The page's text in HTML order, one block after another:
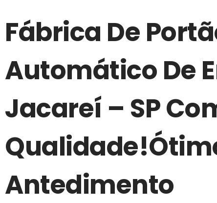
Fábrica De
Automático De
Jacareí – SP
Antedimento